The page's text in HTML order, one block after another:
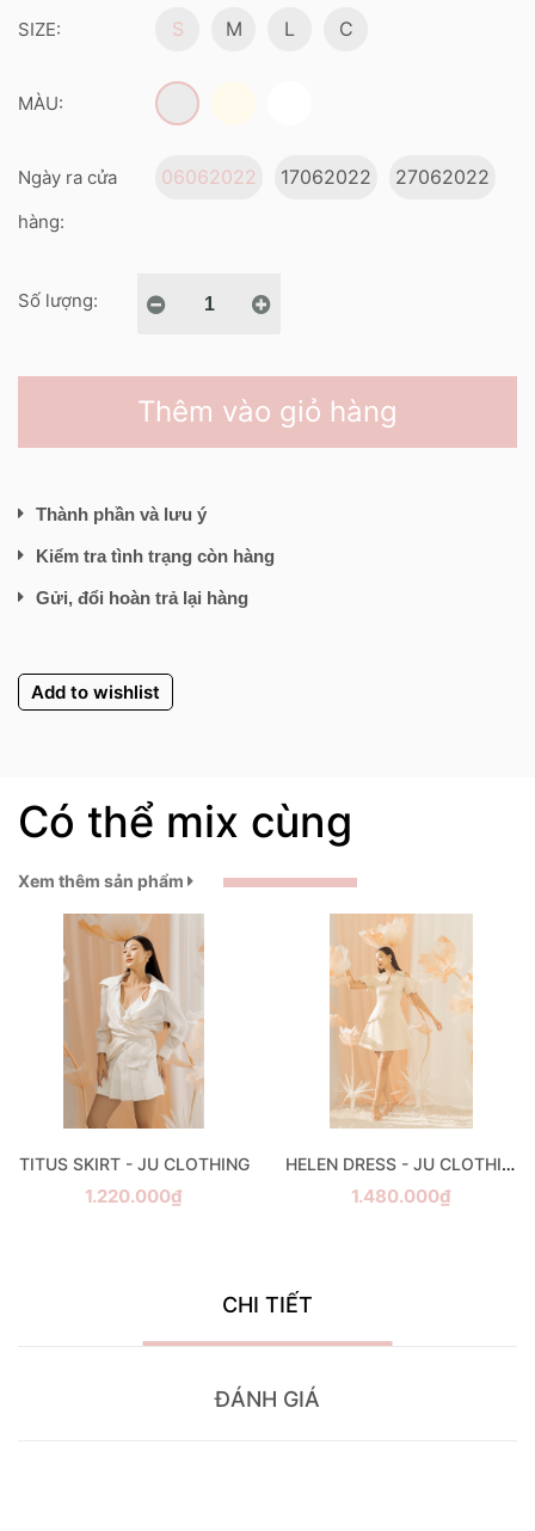
SIZE: S M L C
MÀU:
Ngày ra cửa
hàng:
06062022 17062022 27062022
Số lượng:
Thêm vào giỏ hàng
Thành phần và lưu ý
Kiểm tra tình trạng còn hàng
Gửi, đổi hoàn trả lại hàng
Add to wishlist
Có thể mix cùng
Xem thêm sản phẩm
TITUS SKIRT - JU CLOTHING
1.220.000₫
HELEN DRESS - JU CLOTHING
1.480.000₫
CHI TIẾT
ĐÁNH GIÁ